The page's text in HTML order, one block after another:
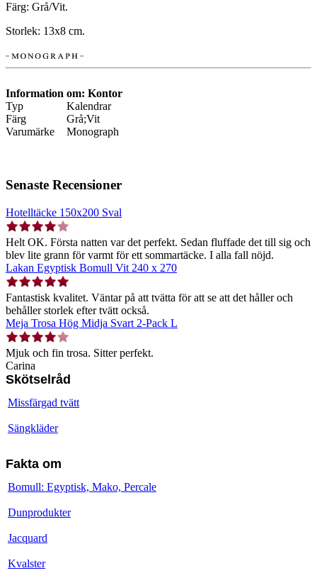
Färg: Grå/Vit.
Storlek: 13x8 cm.
Information om: Kontor
Typ
Kalendrar
Färg
Grå;Vit
Varumärke
Monograph
Senaste Recensioner
Hotelltäcke 150x200 Sval
Helt OK. Första natten var det perfekt. Sedan fluffade det till sig och
blev lite grann för varmt för ett sommartäcke. I alla fall nöjd.
Lakan Egyptisk Bomull Vit 240 x 270
Fantastisk kvalitet. Väntar på att tvätta för att se att det håller och
behåller storlek efter tvätt också.
Meja Trosa Hög Midja Svart 2-Pack L
Mjuk och fin trosa. Sitter perfekt.
Carina
Skötselråd
Missfärgad tvätt
Sängkläder
Fakta om
Bomull: Egyptisk, Mako, Percale
Dunprodukter
Jacquard
Kvalster